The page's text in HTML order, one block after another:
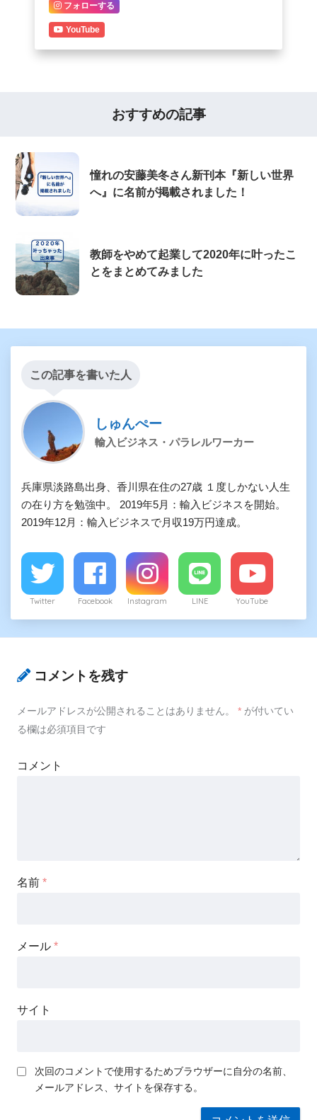
フォローする
YouTube
おすすめの記事
憧れの安藤美冬さん新刊本『新しい世界
へ』に名前が掲載されました！
教師をやめて起業して2020年に叶ったこ
とをまとめてみました
この記事を書いた人
しゅんぺー
輸入ビジネス・パラレルワーカー
兵庫県淡路島出身、香川県在住の27歳 １度しかない人生
の在り方を勉強中。 2019年5月：輸入ビジネスを開始。
2019年12月：輸入ビジネスで月収19万円達成。
Twitter Facebook Instagram LINE YouTube
コメントを残す
メールアドレスが公開されることはありません。 * が付いてい
る欄は必須項目です
コメント
名前 *
メール *
サイト
次回のコメントで使用するためブラウザーに自分の名前、
メールアドレス、サイトを保存する。